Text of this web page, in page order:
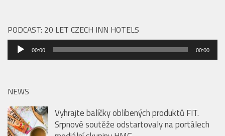
PODCAST: 20 LET CZECH INN HOTELS
Audio
přehrávač
00:00 00:00
NEWS
Vyhrajte balíčky oblíbených produktů FIT.
Srpnové soutěže odstartovaly na portálech